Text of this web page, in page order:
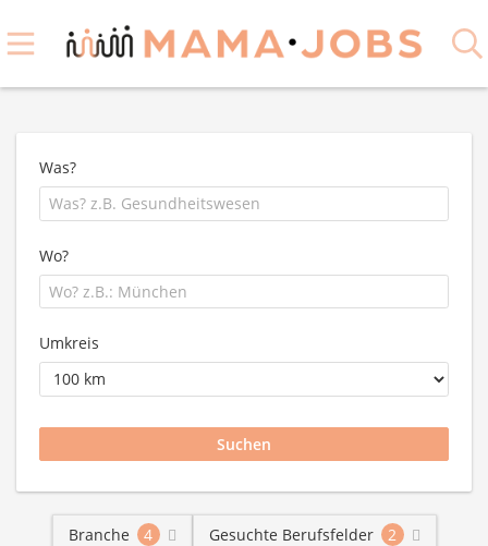
Was?
Wo?
Umkreis
Branche 4 Gesuchte Berufsfelder
2